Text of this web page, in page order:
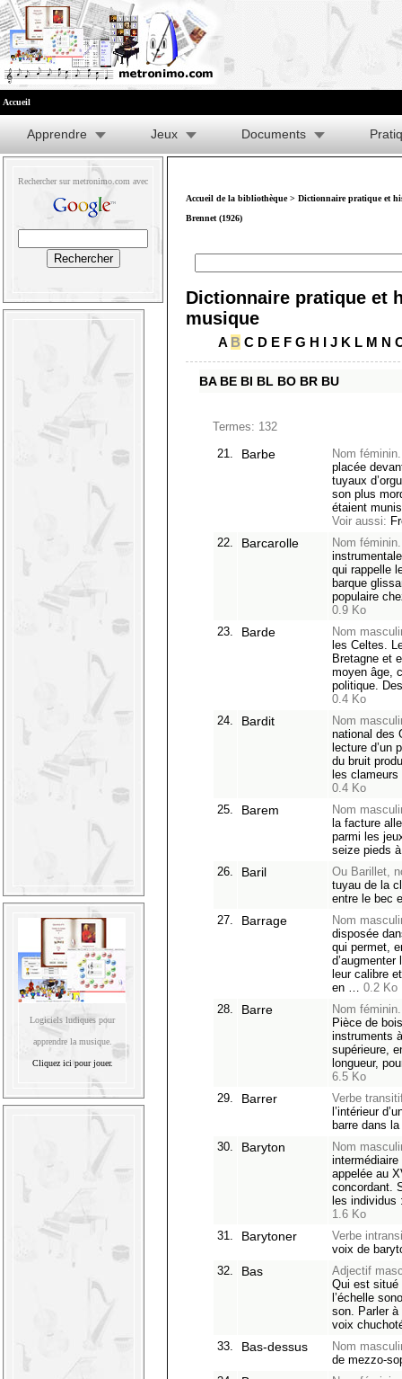
Accueil
Apprendre Jeux Documents
Rechercher sur metronimo.com avec
Logiciels ludiques pour
apprendre la musique.
Cliquez ici pour jouer.
Accueil de la bibliothèque> Dictionnaire pratique et
Brennet (1926)
Dictionnaire pratique et
musique
A B C D E F G H I J K L M N
BA BE BI BL BO BR BU
Termes: 132
21.
Barbe Nom féminin.
placée
tuyaux
son plus
étaient
Voir aussi:
22.
Barcarolle Nom féminin.
qui rappelle
barque
populaire
0.9 Ko
23.
Barde
Nom
les Celtes.
Bretagne et
moyen âge,
politique.
0.4 Ko
24.
Bardit
Nom
national des
lecture d’un
du bruit
les
0.4 Ko
25.
Barem
Nom
la facture
parmi les
seize pieds
26.
Baril
Ou Barillet,
tuyau de la
entre le bec
27.
Barrage
Nom
disposée
qui permet,
leur calibre
en … 0.2 Ko
28.
Barre Nom féminin.
Pièce de
instruments
supérieure,
longueur,
6.5 Ko
29.
Barrer
Verbe
l’intérieur
barre dans
30.
Baryton
Nom
appelée au
concordant.
les
1.6 Ko
31.
Barytoner
Verbe
voix de
32.
Bas
Adjectif
Qui est situé
l’échelle
son. Parler
voix
33.
Bas-dessus
Nom
de mezzo-